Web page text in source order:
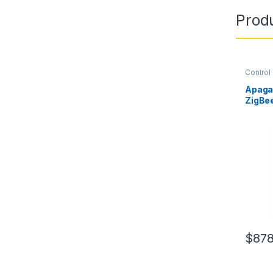
Control
$